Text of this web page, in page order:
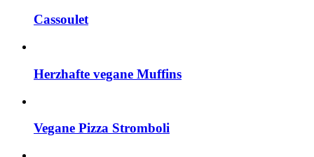
Cassoulet
Herzhafte vegane Muffins
Vegane Pizza Stromboli